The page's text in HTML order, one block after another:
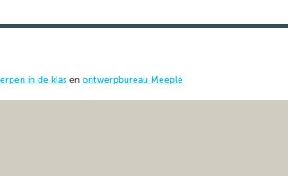
in de klasen ontwerpbureau Meeple